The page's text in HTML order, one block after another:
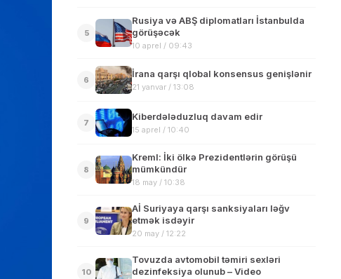
5
Rusiya və ABŞ diplomatları İstanbulda
görüşəcək
10 aprel / 09:43
6
İrana qarşı qlobal konsensus genişlənir
21 yanvar / 13:08
7
Kiberdələduzluq davam edir
15 aprel / 10:40
8
Kreml: İki ölkə Prezidentlərin görüşü
mümkündür
18 may / 10:38
9
Aİ Suriyaya qarşı sanksiyaları ləğv
etmək isdəyir
20 may / 12:22
10
Tovuzda avtomobil təmiri sexləri
dezinfeksiya olunub – Video